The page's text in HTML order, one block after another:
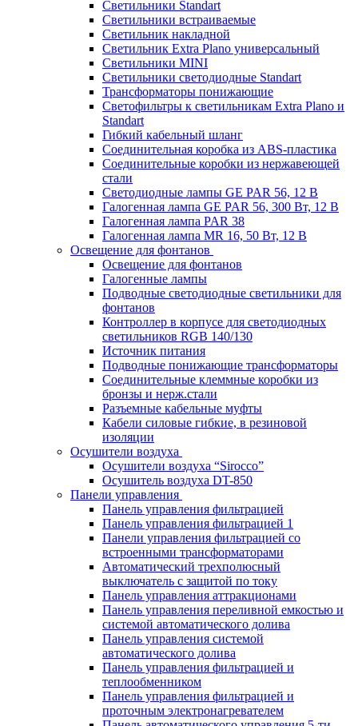
Светильники Standart
Светильники встраиваемые
Светильник накладной
Светильник Extra Plano универсальный
Светильники MINI
Светильники светодиодные Standart
Трансформаторы понижающие
Светофильтры к светильникам Extra Plano и
Standart
Гибкий кабельный шланг
Соединительная коробка из ABS-пластика
Соединительные коробки из нержавеющей
стали
Светодиодные лампы GE PAR 56, 12 В
Галогенная лампа GE PAR 56, 300 Вт, 12 В
Галогенная лампа PAR 38
Галогенная лампа MR 16, 50 Вт, 12 В
Освещение для фонтанов
Освещение для фонтанов
Галогенные лампы
Подводные светодиодные светильники для
фонтанов
Контроллер в корпусе для светодиодных
светильников RGB 140/130
Источник питания
Подводные понижающие трансформаторы
Соединительные клеммные коробки из
бронзы и нерж.стали
Разъемные кабельные муфты
Кабели силовые гибкие, в резиновой
изоляции
Осушители воздуха
Осушители воздуха “Sirocco”
Осушитель воздуха DT-850
Панели управления
Панель управления фильтрацией
Панель управления фильтрацией 1
Панели управления фильтрацией cо
встроенными трансформаторами
Автоматический трехполюсный
выключатель с защитой по току
Панель управления аттракционами
Панель управления переливной емкостью и
системой автоматического долива
Панель управления системой
автоматического долива
Панель управления фильтрацией и
теплообменником
Панель управления фильтрацией и
проточным электронагревателем